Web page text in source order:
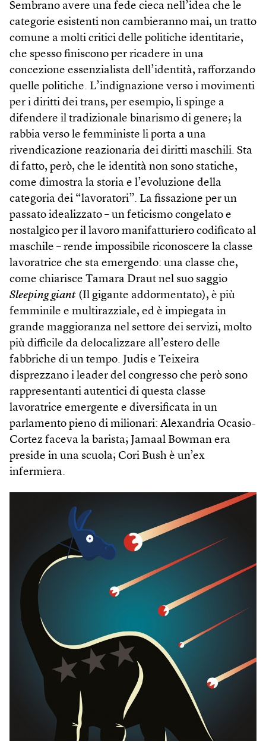
Sembrano avere una fede cieca nell’idea che le
categorie esistenti non cambieranno mai, un tratto
comune a molti critici delle politiche identitarie,
che spesso finiscono per ricadere in una
concezione essenzialista dell’identità, rafforzando
quelle politiche. L’indignazione verso i movimenti
per i diritti dei trans, per esempio, li spinge a
difendere il tradizionale binarismo di genere; la
rabbia verso le femministe li porta a una
rivendicazione reazionaria dei diritti maschili. Sta
di fatto, però, che le identità non sono statiche,
come dimostra la storia e l’evoluzione della
categoria dei “lavoratori”. La fissazione per un
passato idealizzato – un feticismo congelato e
nostalgico per il lavoro manifatturiero codificato al
maschile – rende impossibile riconoscere la classe
lavoratrice che sta emergendo: una classe che,
come chiarisce Tamara Draut nel suo saggio
Sleep­ing giant (Il gigante addormentato), è più
femminile e multirazziale, ed è impiegata in
grande maggioranza nel settore dei servizi, molto
più difficile da delocalizzare all’estero delle
fabbriche di un tempo. Judis e Teixeira
disprezzano i leader del congresso che però sono
rappresentanti autentici di questa classe
lavoratrice emergente e diversificata in un
parlamento pieno di milionari: Alexandria Ocasio-
Cortez faceva la barista; Jamaal Bowman era
preside in una scuola; Cori Bush è un’ex
infermiera.